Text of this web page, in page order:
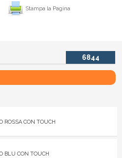
Stampa la Pagina
6844
ROSSA CON TOUCH
BLU CON TOUCH